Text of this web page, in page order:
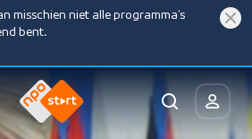
misschien niet alle programma’s
bent.